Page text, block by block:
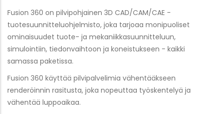
Fusion 360 on pilvipohjainen 3D CAD/CAM/CAE -
tuotesuunnitteluohjelmisto, joka tarjoaa monipuoliset
ominaisuudet tuote- ja mekaniikkasuunnitteluun,
simulointiin, tiedonvaihtoon ja koneistukseen - kaikki
samassa paketissa.
Fusion 360 käyttää pilvipalvelimia vähentääkseen
renderöinnin rasitusta, joka nopeuttaa työskentelyä ja
vähentää luppoaikaa.